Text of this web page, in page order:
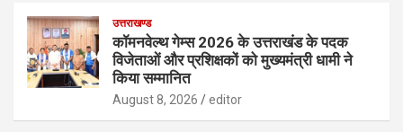
उत्तराखण्ड
कॉमनवेल्थ गेम्स 2026 के उत्तराखंड के पदक
विजेताओं और प्रशिक्षकों को मुख्यमंत्री धामी ने
किया सम्मानित
August 8, 2026 editor